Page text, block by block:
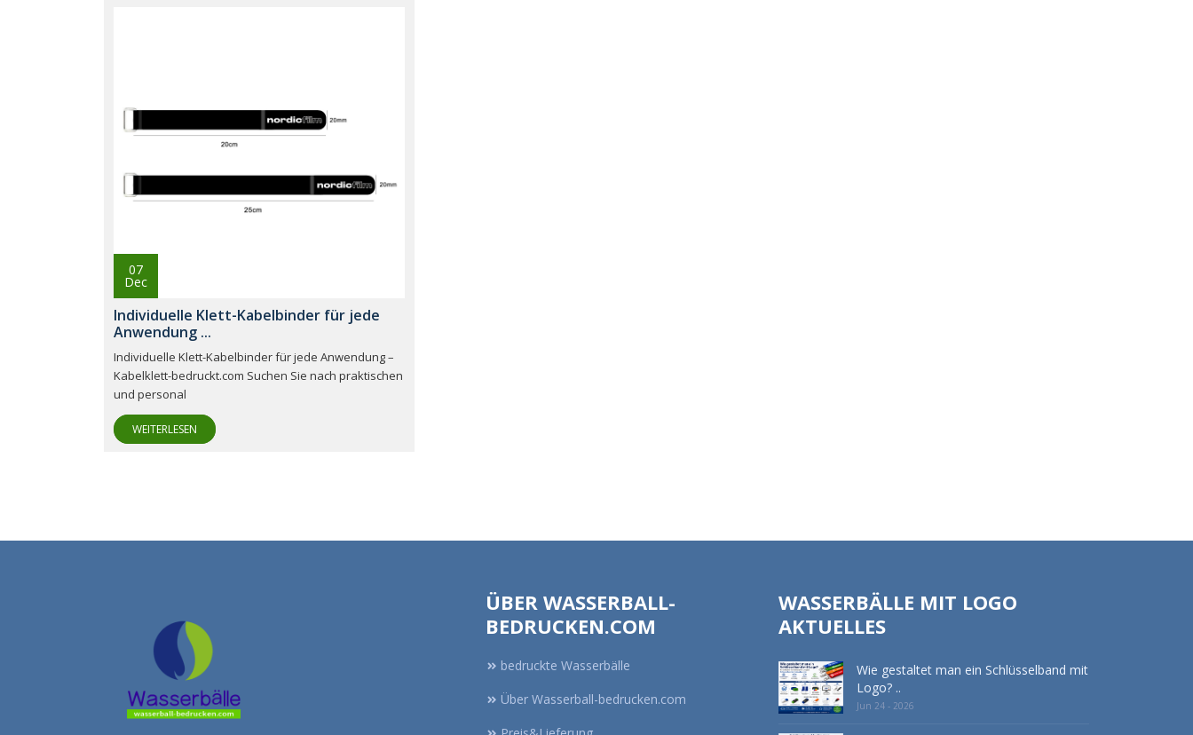
07
Dec
Individuelle Klett-Kabelbinder für jede
Anwendung ...
Individuelle Klett-Kabelbinder für jede Anwendung –
Kabelklett-bedruckt.com Suchen Sie nach praktischen
und personal
WEITERLESEN
ÜBER WASSERBALL-
BEDRUCKEN.COM
bedruckte Wasserbälle
Über Wasserball-bedrucken.com
WASSERBÄLLE MIT LOGO
AKTUELLES
Wie gestaltet man ein Schlüsselband mit
Logo? ..
Jun 24 - 2026